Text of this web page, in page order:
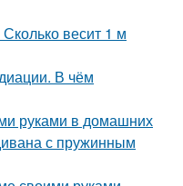
весит 1 м
В чём
руками в домашних
с пружинным